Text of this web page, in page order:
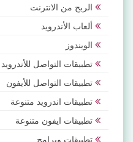
الربح من الانترنت
ألعاب الأندرويد
الويندوز
تطبيقات التواصل للأندرويد
تطبيقات التواصل للأيفون
تطبيقات اندرويد متنوعة
تطبيقات ايفون متنوعة
تطبيقات وبرامج